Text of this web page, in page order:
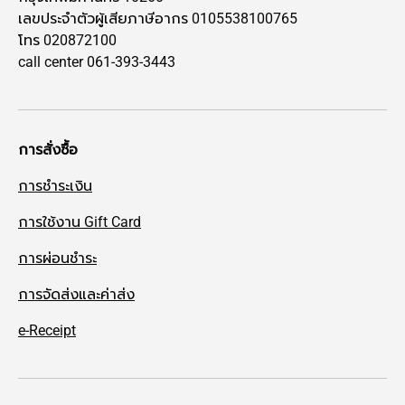
เลขประจำตัวผู้เสียภาษีอากร 0105538100765
โทร 020872100
call center 061-393-3443
การสั่งซื้อ
การชำระเงิน
การใช้งาน Gift Card
การผ่อนชำระ
การจัดส่งและค่าส่ง
e-Receipt